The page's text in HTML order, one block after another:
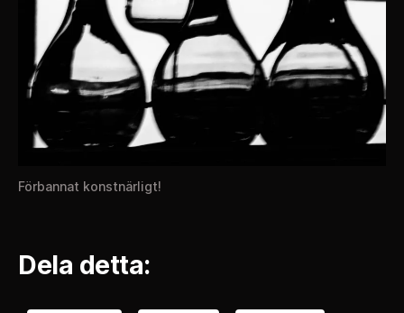
Förbannat konstnärligt!
Dela detta: